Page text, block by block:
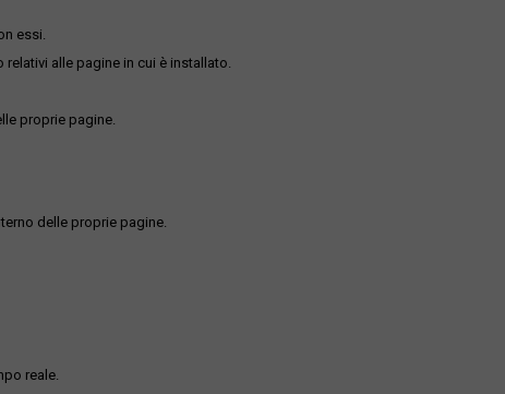
essi.
alle pagine in cui è installato.
proprie pagine.
delle proprie pagine.
reale.